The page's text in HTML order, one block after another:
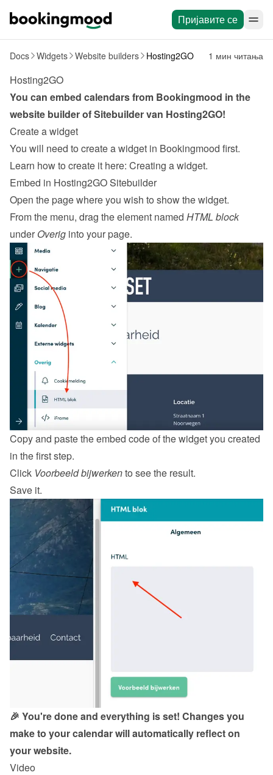
Пријавите се
Docs Widgets Website builders Hosting2GO 1 мин читања
Hosting2GO
You can embed calendars from Bookingmood in the
website builder of Sitebuilder van Hosting2GO!
Create a widget
You will need to create a widget in Bookingmood first.
Learn how to create it here: Creating a widget.
Embed in Hosting2GO Sitebuilder
Open the page where you wish to show the widget.
From the menu, drag the element named HTML block
under Overig into your page.
Copy and paste the embed code of the widget you created
in the first step.
Click Voorbeeld bijwerken to see the result.
Save it.
🎉 You're done and everything is set! Changes you
make to your calendar will automatically reflect on
your website.
Video